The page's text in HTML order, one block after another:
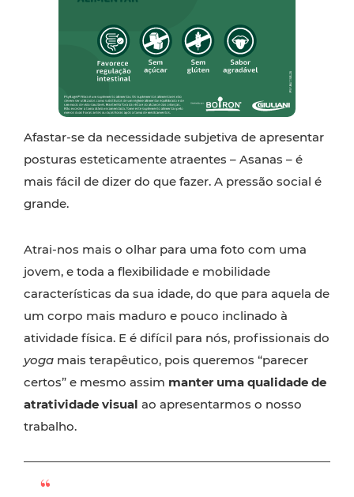
Afastar-se da necessidade subjetiva de apresentar
posturas esteticamente atraentes – Asanas – é
mais fácil de dizer do que fazer. A pressão social é
grande.
Atrai-nos mais o olhar para uma foto com uma
jovem, e toda a flexibilidade e mobilidade
características da sua idade, do que para aquela de
um corpo mais maduro e pouco inclinado à
atividade física. E é difícil para nós, profissionais do
yoga mais terapêutico, pois queremos “parecer
certos” e mesmo assim manter uma qualidade de
atratividade visual ao apresentarmos o nosso
trabalho.